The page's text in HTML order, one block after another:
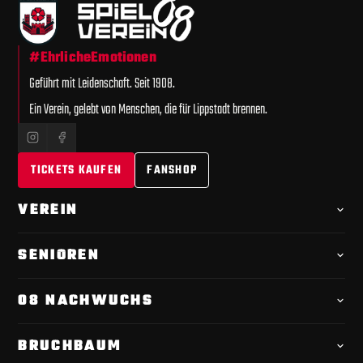
#EhrlicheEmotionen
Geführt mit Leidenschaft. Seit 1908.
Ein Verein, gelebt von Menschen, die für Lippstadt brennen.
TICKETS KAUFEN FANSHOP
VEREIN
Offizielle
Chronik
Geschäftsstelle
SENIOREN
1. Mannschaft · Kader
Spielplan
08 NACHWUCHS
Übersicht
Verantwortliche
BRUCHBAUM